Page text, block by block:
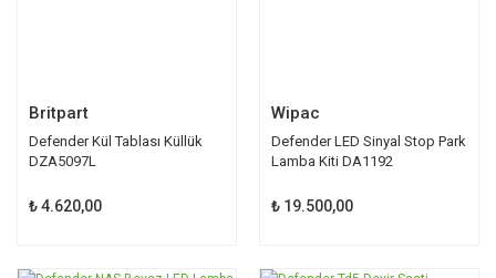
Britpart
Defender Kül Tablası Küllük
DZA5097L
₺ 4.620,00
Wipac
Defender LED Sinyal Stop Park
Lamba Kiti DA1192
₺ 19.500,00